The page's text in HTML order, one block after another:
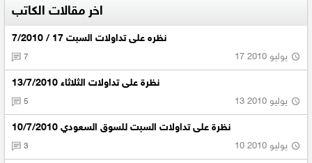
اخر مقالات الكاتب
نظره على تداولات السبت 17 / 7/2010
17 يوليو 2010 7
نظرة على تداولات الثلاثاء 13/7/2010
13 يوليو 2010 5
نظرة على تداولات السبت للسوق السعودي 10/7/2010
10 يوليو 2010 3